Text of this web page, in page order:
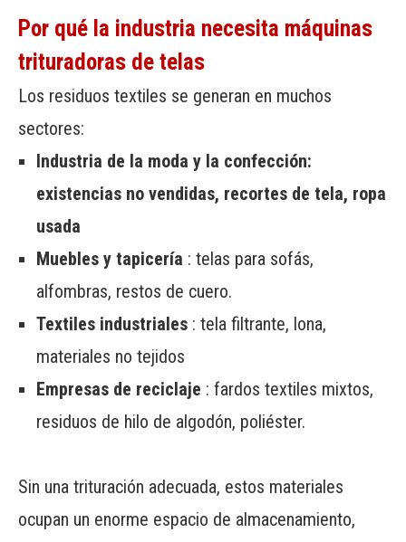
Por qué la industria necesita máquinas
trituradoras de telas
Los residuos textiles se generan en muchos
sectores:
Industria de la moda y la confección:
existencias no vendidas, recortes de tela, ropa
usada
Muebles y tapicería : telas para sofás,
alfombras, restos de cuero.
Textiles industriales : tela filtrante, lona, ​​
materiales no tejidos
Empresas de reciclaje : fardos textiles mixtos,
residuos de hilo de algodón, poliéster.
Sin una trituración adecuada, estos materiales
ocupan un enorme espacio de almacenamiento,